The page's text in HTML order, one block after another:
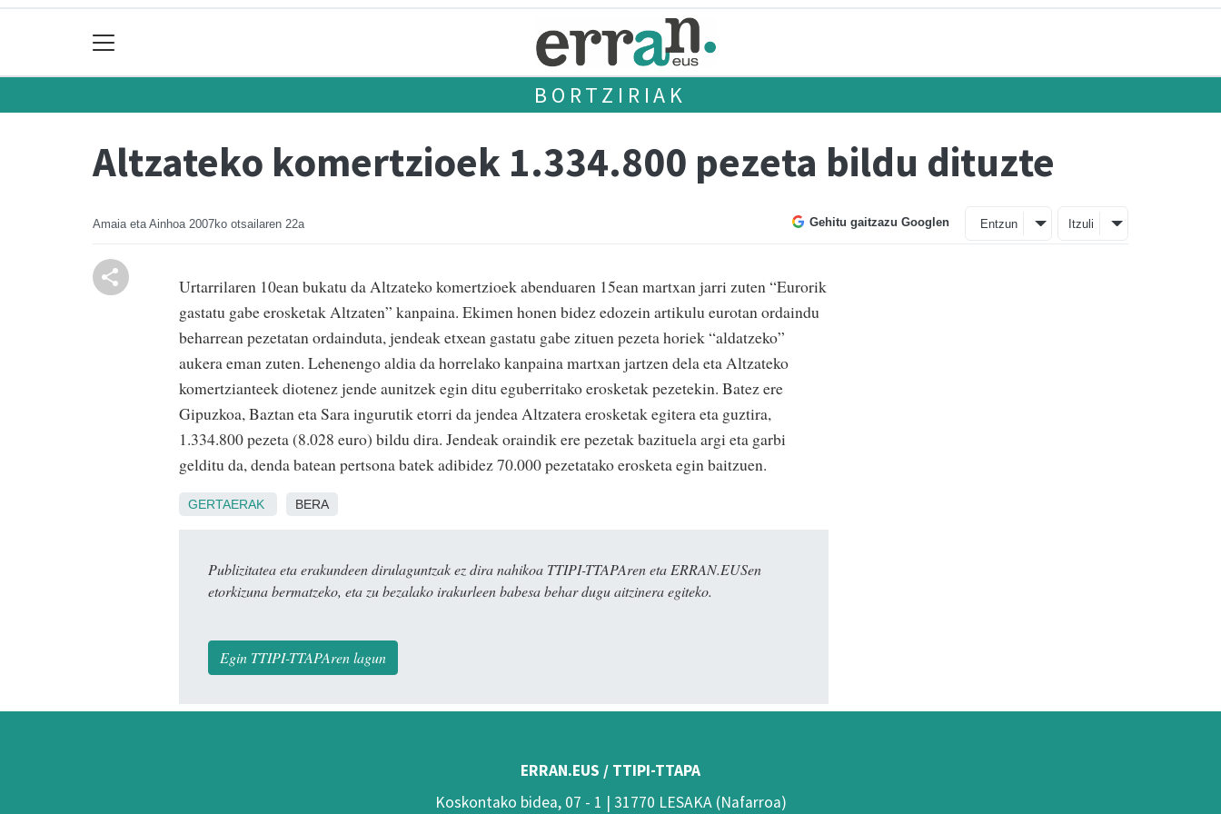
BORTZIRIAK
Altzateko komertzioek 1.334.800 pezeta bildu dituzte
Amaia eta Ainhoa 2007ko otsailaren 22a Gehitu gaitzazu Googlen Entzun Itzuli
Urtarrilaren 10ean bukatu da Altzateko komertzioek abenduaren 15ean martxan jarri zuten “Eurorik
gastatu gabe erosketak Altzaten” kanpaina. Ekimen honen bidez edozein artikulu eurotan ordaindu
beharrean pezetatan ordainduta, jendeak etxean gastatu gabe zituen pezeta horiek “aldatzeko”
aukera eman zuten. Lehenengo aldia da horrelako kanpaina martxan jartzen dela eta Altzateko
komertzianteek diotenez jende aunitzek egin ditu eguberritako erosketak pezetekin. Batez ere
Gipuzkoa, Baztan eta Sara ingurutik etorri da jendea Altzatera erosketak egitera eta guztira,
1.334.800 pezeta (8.028 euro) bildu dira. Jendeak oraindik ere pezetak bazituela argi eta garbi
gelditu da, denda batean pertsona batek adibidez 70.000 pezetatako erosketa egin baitzuen.
GERTAERAK BERA
Publizitatea eta erakundeen dirulaguntzak ez dira nahikoa TTIPI-TTAPAren eta ERRAN.EUSen
etorkizuna bermatzeko, eta zu bezalako irakurleen babesa behar dugu aitzinera egiteko.
Egin TTIPI-TTAPAren lagun
ERRAN.EUS / TTIPI-TTAPA
Koskontako bidea, 07 - 1 | 31770 LESAKA (Nafarroa)